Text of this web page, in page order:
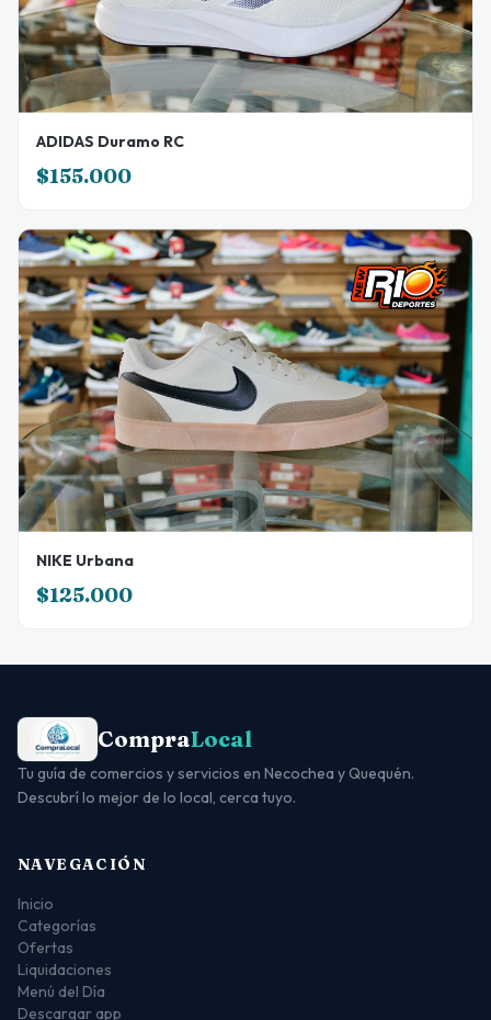
ADIDAS Duramo RC
$155.000
NIKE Urbana
$125.000
CompraLocal
Tu guía de comercios y servicios en Necochea y Quequén.
Descubrí lo mejor de lo local, cerca tuyo.
NAVEGACIÓN
Inicio
Categorías
Ofertas
Liquidaciones
Menú del Día
Descargar app